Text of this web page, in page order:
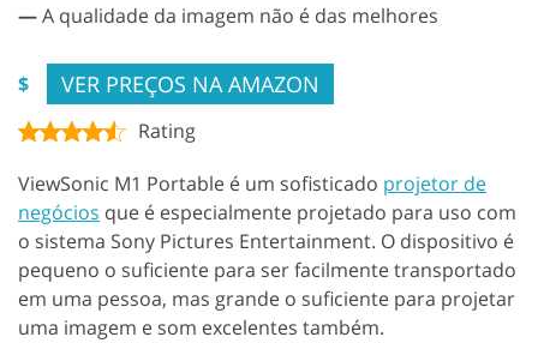
—A qualidade da imagem não é das melhores
$ VER PREÇOS NA AMAZON
Rating
ViewSonic M1 Portable é um sofisticado projetor de
negócios que é especialmente projetado para uso com
o sistema Sony Pictures Entertainment. O dispositivo é
pequeno o suficiente para ser facilmente transportado
em uma pessoa, mas grande o suficiente para projetar
uma imagem e som excelentes também.